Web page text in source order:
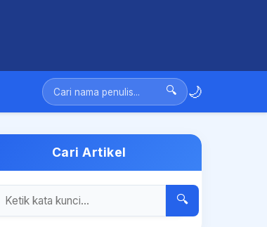
🔍 🌙
Cari Artikel
🔍